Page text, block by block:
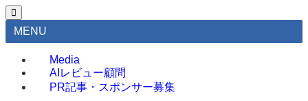
MENU
Media
AIレビュー顧問
PR記事・スポンサー募集